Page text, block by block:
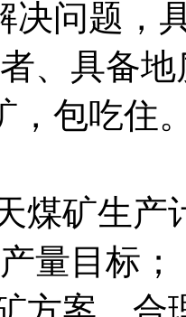
决问题，
、具备
，包吃住
煤矿生
量目标；